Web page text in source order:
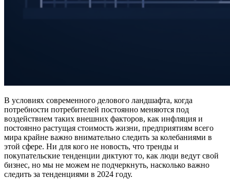
В условиях современного делового ландшафта, когда
потребности потребителей постоянно меняются под
воздействием таких внешних факторов, как инфляция и
постоянно растущая стоимость жизни, предприятиям всего
мира крайне важно внимательно следить за колебаниями в
этой сфере. Ни для кого не новость, что тренды и
покупательские тенденции диктуют то, как люди ведут свой
бизнес, но мы не можем не подчеркнуть, насколько важно
следить за тенденциями в 2024 году.